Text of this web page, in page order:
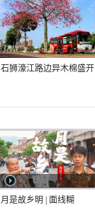
石狮濠江路边异木棉盛开
月是故乡明 | 面线糊